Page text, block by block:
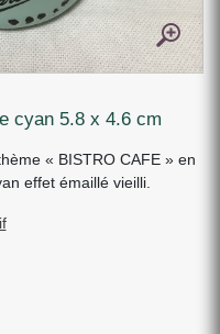
cyan 5.8 x 4.6 cm
« BISTRO CAFE » en
effet émaillé vieilli.